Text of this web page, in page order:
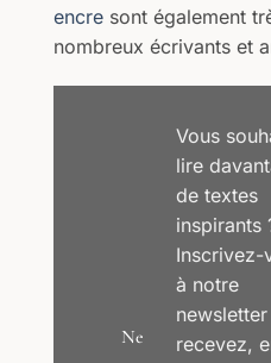
encre sont également
nombreux écrivants et
Ne
Vous
lire
de textes
inspirants
Inscrivez-
à notre
recevez,